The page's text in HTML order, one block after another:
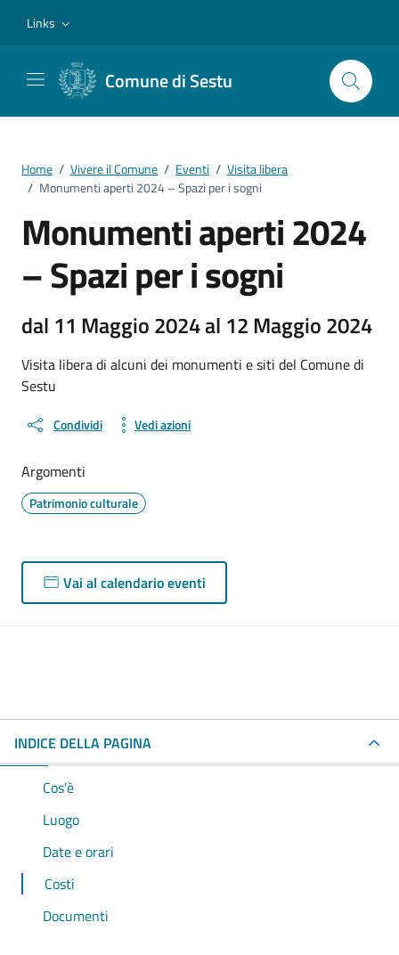
Links
Comune di Sestu
Home / Vivere il Comune / Eventi / Visita libera
/ Monumenti aperti 2024 – Spazi per i sogni
Monumenti aperti 2024
– Spazi per i sogni
dal 11 Maggio 2024 al 12 Maggio 2024
Visita libera di alcuni dei monumenti e siti del Comune di
Sestu
Condividi Vedi azioni
Argomenti
Patrimonio culturale
Vai al calendario eventi
INDICE DELLA PAGINA
Cos'è
Luogo
Date e orari
Costi
Documenti